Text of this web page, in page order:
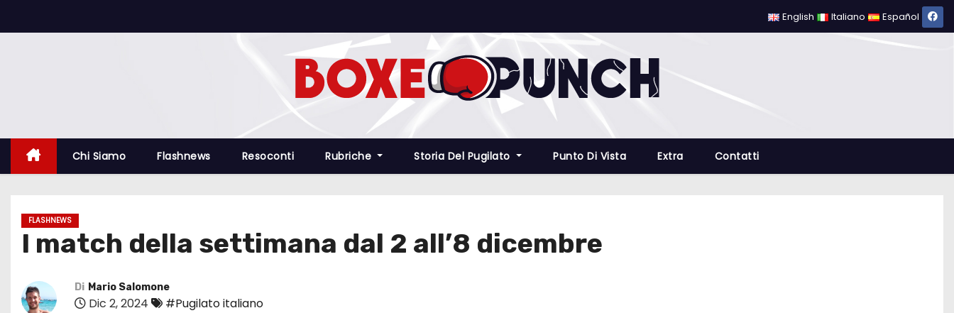
a
English Italiano Español
Chi Siamo Flashnews Resoconti Rubriche Storia Del Pugilato Punto Di Vista Extra Contatti
FLASHNEWS
I match della settimana dal 2 all’8 dicembre
Di Mario Salomone
Dic 2, 2024 #Pugilato italiano